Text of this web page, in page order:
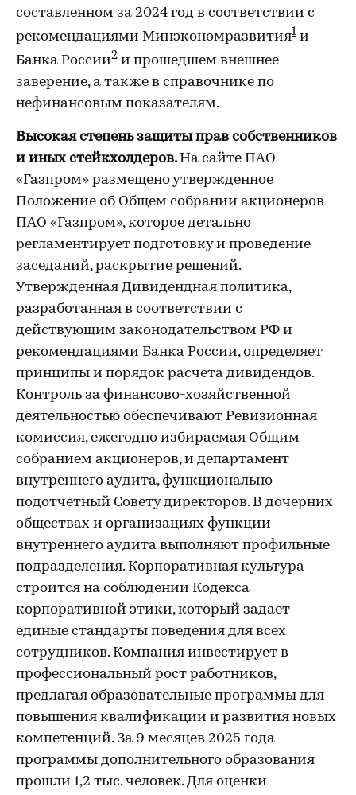
составленном за 2024 год в соответствии с
рекомендациями Минэкономразвития1 и
Банка России2 и прошедшем внешнее
заверение, а также в справочнике по
нефинансовым показателям.
Высокая степень защиты прав собственников
и иных стейкхолдеров. На сайте ПАО
«Газпром» размещено утвержденное
Положение об Общем собрании акционеров
ПАО «Газпром», которое детально
регламентирует подготовку и проведение
заседаний, раскрытие решений.
Утвержденная Дивидендная политика,
разработанная в соответствии с
действующим законодательством РФ и
рекомендациями Банка России, определяет
принципы и порядок расчета дивидендов.
Контроль за финансово-хозяйственной
деятельностью обеспечивают Ревизионная
комиссия, ежегодно избираемая Общим
собранием акционеров, и департамент
внутреннего аудита, функционально
подотчетный Совету директоров. В дочерних
обществах и организациях функции
внутреннего аудита выполняют профильные
подразделения. Корпоративная культура
строится на соблюдении Кодекса
корпоративной этики, который задает
единые стандарты поведения для всех
сотрудников. Компания инвестирует в
профессиональный рост работников,
предлагая образовательные программы для
повышения квалификации и развития новых
компетенций. За 9 месяцев 2025 года
программы дополнительного образования
прошли 1,2 тыс. человек. Для оценки